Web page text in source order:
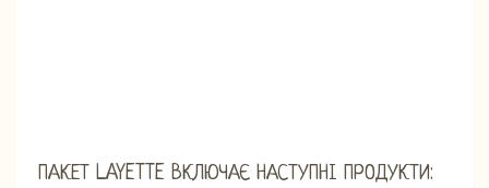
ПАКЕТ LAYETTE ВКЛЮЧАЄ НАСТУПНІ ПРОДУКТИ: